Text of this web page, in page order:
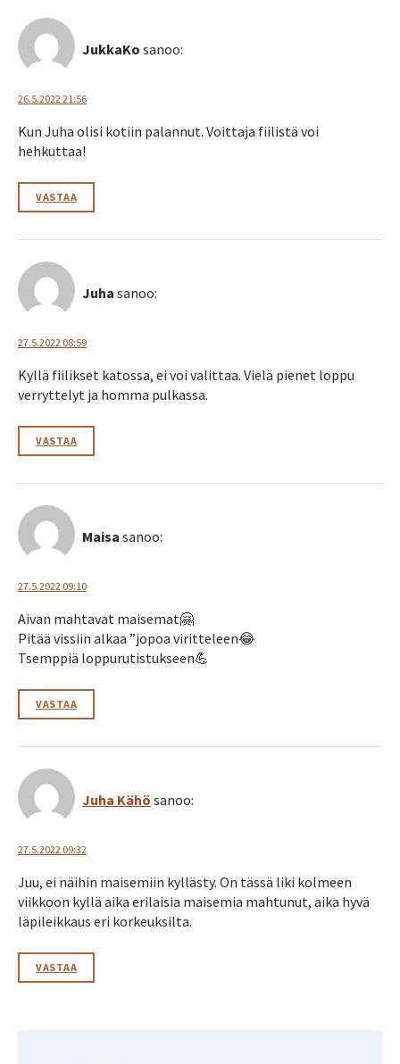
JukkaKo sanoo:
26.5.2022 21:56
Kun Juha olisi kotiin palannut. Voittaja fiilistä voi
hehkuttaa!
VASTAA
Juha sanoo:
27.5.2022 08:59
Kyllä fiilikset katossa, ei voi valittaa. Vielä pienet loppu
verryttelyt ja homma pulkassa.
VASTAA
Maisa sanoo:
27.5.2022 09:10
Aivan mahtavat maisemat🤗
Pitää vissiin alkaa ”jopoa viritteleen😂
Tsemppiä loppurutistukseen💪
VASTAA
Juha Kähö sanoo:
27.5.2022 09:32
Juu, ei näihin maisemiin kyllästy. On tässä liki kolmeen
viikkoon kyllä aika erilaisia maisemia mahtunut, aika hyvä
läpileikkaus eri korkeuksilta.
VASTAA